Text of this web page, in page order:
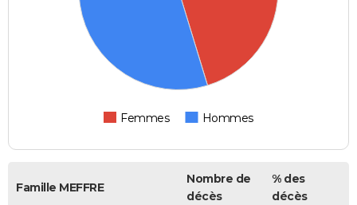
Femmes Hommes
Famille MEFFRE
Nombre de
décès
% des
décès